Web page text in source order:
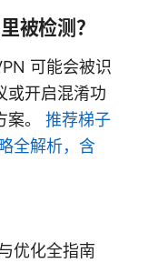
被检测？
可能会被识
或开启混淆功
案。 推荐梯子
全解析，含
优化全指南